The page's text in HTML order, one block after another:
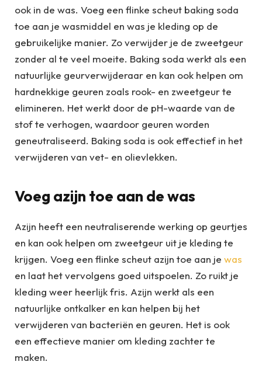
ook in de was. Voeg een flinke scheut baking soda
toe aan je wasmiddel en was je kleding op de
gebruikelijke manier. Zo verwijder je de zweetgeur
zonder al te veel moeite. Baking soda werkt als een
natuurlijke geurverwijderaar en kan ook helpen om
hardnekkige geuren zoals rook- en zweetgeur te
elimineren. Het werkt door de pH-waarde van de
stof te verhogen, waardoor geuren worden
geneutraliseerd. Baking soda is ook effectief in het
verwijderen van vet- en olievlekken.
Voeg azijn toe aan de was
Azijn heeft een neutraliserende werking op geurtjes
en kan ook helpen om zweetgeur uit je kleding te
krijgen. Voeg een flinke scheut azijn toe aan je was
en laat het vervolgens goed uitspoelen. Zo ruikt je
kleding weer heerlijk fris. Azijn werkt als een
natuurlijke ontkalker en kan helpen bij het
verwijderen van bacteriën en geuren. Het is ook
een effectieve manier om kleding zachter te
maken.